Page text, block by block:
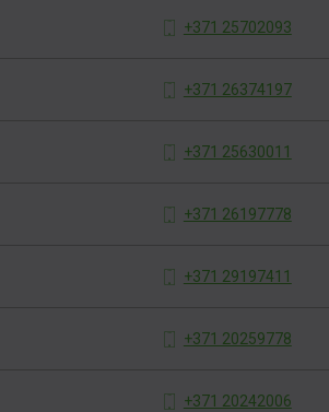
+371 25702093
+371 26374197
+371 25630011
+371 26197778
+371 29197411
+371 20259778
+371 20242006